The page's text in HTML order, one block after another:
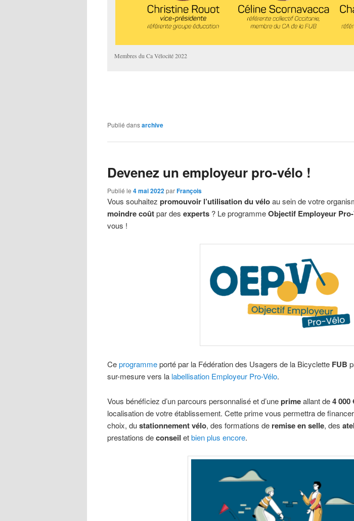
Membres du Ca Vélocité 2022
Publié dansarchive
Devenez un employeur pro-vélo !
Publié le 4 mai 2022parFrançois
Vous souhaitez promouvoir l’utilisation du véloau sein de votre
moindre coûtpar des experts ? Le programmeObjectif Employeur
vous !
Ceprogrammeporté par la Fédération des Usagers de la Bicyclette FUB
sur-mesure vers la labellisation Employeur Pro-Vélo.
Vous bénéficiez d’un parcours personnalisé et d’uneprimeallant de4 000
localisation de votre établissement. Cette prime vous permettra de
choix, dustationnement vélo, des formations de remise en selle, des
prestations deconseil etbien plus encore.